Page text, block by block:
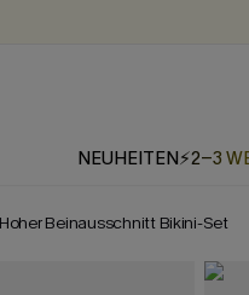
NEUHEITEN⚡2-3
Beinausschnitt Bikini-Set